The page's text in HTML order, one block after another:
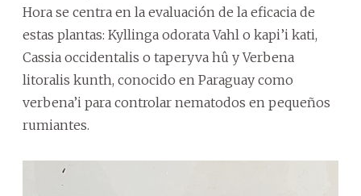
Hora se centra en la evaluación de la eficacia de
estas plantas: Kyllinga odorata Vahl o kapi’i kati,
Cassia occidentalis o taperyva hû y Verbena
litoralis kunth, conocido en Paraguay como
verbena’i para controlar nematodos en pequeños
rumiantes.